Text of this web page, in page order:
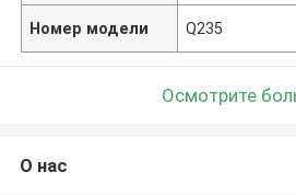
Номер модели Q235
Осмотрите
О нас